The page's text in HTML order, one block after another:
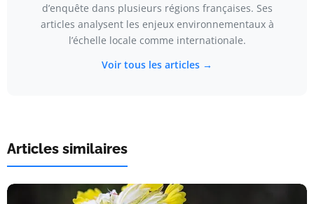
d’enquête dans plusieurs régions françaises. Ses
articles analysent les enjeux environnementaux à
l’échelle locale comme internationale.
Voir tous les articles →
Articles similaires